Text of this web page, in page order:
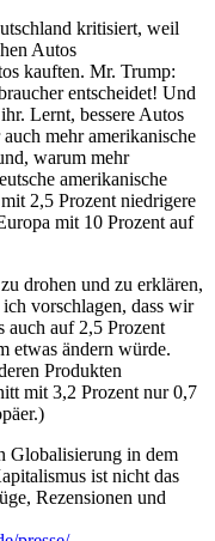
kritisiert, weil
Autos
kauften. Mr. Trump:
entscheidet! Und
Lernt, bessere Autos
mehr amerikanische
warum mehr
amerikanische
2,5 Prozent niedrigere
mit 10 Prozent auf
drohen und zu erklären,
vorschlagen, dass wir
auf 2,5 Prozent
etwas ändern würde.
Produkten
mit 3,2 Prozent nur 0,7
Globalisierung in dem
ist nicht das
Rezensionen und